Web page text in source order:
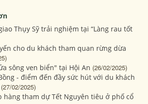
Thụy Sỹ trải nghiệm tại “Làng rau tốt
cho du khách tham quan rừng dừa
sông ven biển" tại Hội An (26/02/2025)
- điểm đến đầy sức hút với du khách
(27/02/2025)
hàng tham dự Tết Nguyên tiêu ở phố cổ